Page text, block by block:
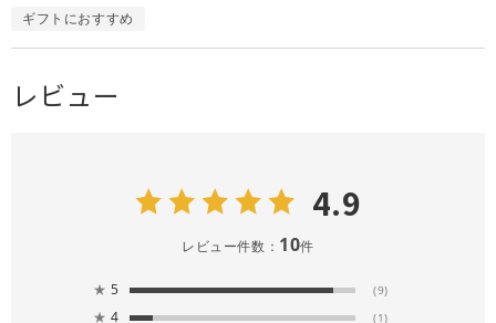
ギフトにおすすめ
レビュー
4.9
レビュー件数： 10件
★ 5 (9)
★ 4 (1)